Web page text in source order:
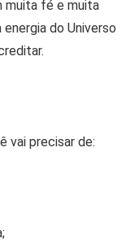
muita fé e muita
do Universo
vai precisar de: